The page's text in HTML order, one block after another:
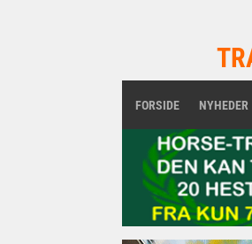
FORSIDE NYHEDER